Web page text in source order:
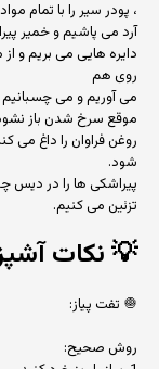
، پودر سیر را با تمام
آرد می پاشیم و خمیر
دایره هایی می بریم و
روی هم
می آوریم و می
موقع سرخ شدن باز
روغن فراوان را داغ می
شود.
پیراشکی ها را در دیس
تزئین می کنیم.
💡نکات
🧅 تفت پیاز:
روش صحیح: